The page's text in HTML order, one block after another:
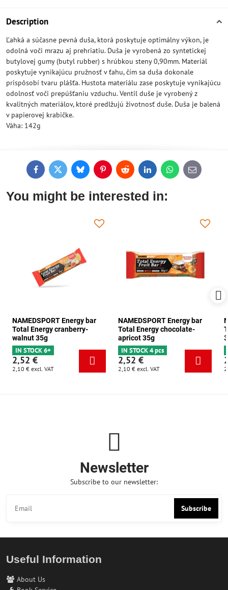
Description
Ľahká a súčasne pevná duša, ktorá poskytuje optimálny výkon, je
odolná voči mrazu aj prehriatiu. Duša je vyrobená zo syntetickej
butylovej gumy (butyl rubber) s hrúbkou steny 0,90mm. Materiál
poskytuje vynikajúcu pružnosť v ťahu, čím sa duša dokonale
prispôsobí tvaru plášťa. Hustota materiálu zase poskytuje vynikajúcu
odolnosť voči prepúšťaniu vzduchu. Ventil duše je vyrobený z
kvalitných materiálov, ktoré predlžujú životnosť duše. Duša je balená
v papierovej krabičke.
Váha: 142g
FacebookTwitterBlueskyPinterestReddit LinkedInWhatsApp
E-
mail
You might be interested in:
NAMEDSPORT Energy bar
Total Energy cranberry-
walnut 35g
IN STOCK 6+
2,52 €
2,10 € excl. VAT
NAMEDSPORT Energy bar
Total Energy chocolate-
apricot 35g
IN STOCK 4 pcs
2,52 €
2,10 € excl. VAT
Newsletter
Subscribe to our newsletter:
Subscribe
Useful Information
About Us